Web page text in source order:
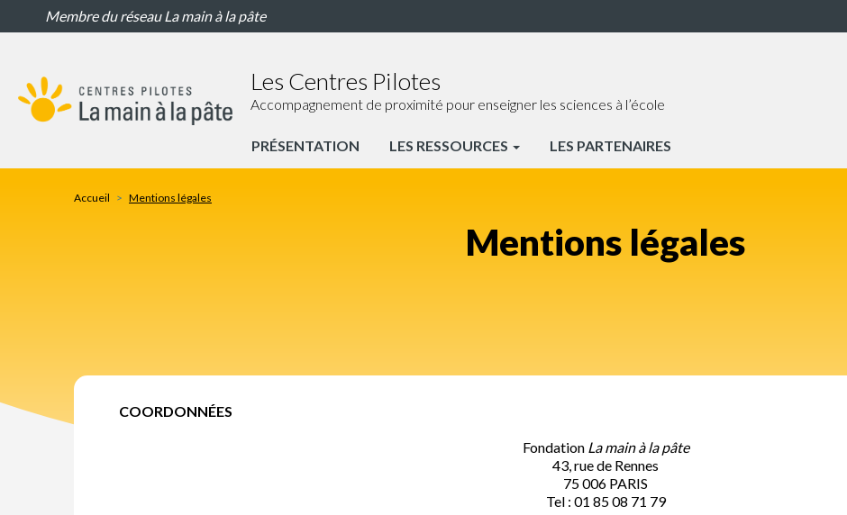
MentionsMembre du réseau La main à la pâte
Les Centres Pilotes
Accompagnement de proximité pour enseigner les sciences à l’école
Portail
PRÉSENTATION LES RESSOURCES LES PARTENAIRES
Accueil Mentions légales
Mentions légales
COORDONNÉES
Fondation La main à la pâte
43, rue de Rennes
75 006 PARIS
Tel : 01 85 08 71 79